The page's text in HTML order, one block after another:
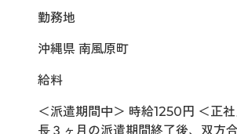
勤務地
沖縄県 南風原町
給料
＜派遣期間中＞ 時給1250円 ＜正
長３ヶ月の派遣期間終了後、双方